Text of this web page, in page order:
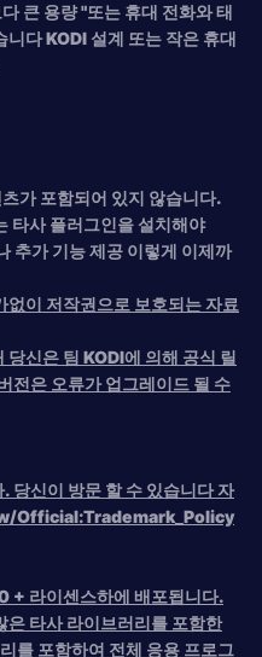
큰 용량 "또는 휴대 전화와 태
다 KODI 설계 또는 작은 휴대
가 포함되어 있지 않습니다.
타사 플러그인을 설치해야
추가 기능 제공 이렇게 이제까
없이 저작권으로 보호되는 자료
신은 팀 KODI에 의해 공식 릴
전은 오류가 업그레이드 될 수
신이 방문 할 수 있습니다 자
Official:Trademark_Policy
+ 라이센스하에 배포됩니다.
은 타사 라이브러리를 포함한
를 포함하여 전체 응용 프로그